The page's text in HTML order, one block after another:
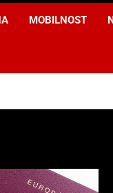
MOBILNOST